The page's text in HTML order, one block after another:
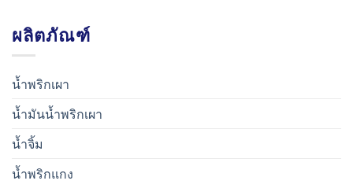
ผลิตภัณฑ์
น้ำพริกเผา
น้ำมันน้ำพริกเผา
น้ำจิ้ม
น้ำพริกแกง